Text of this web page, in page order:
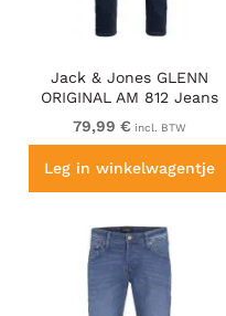
Jack & Jones GLENN
ORIGINAL AM 812 Jeans
Blue Denim
79,99 € incl. BTW
Leg in winkelwagentje